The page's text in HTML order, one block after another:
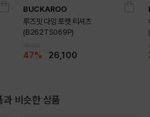
BUCKAROO
루즈핏 다잉 포켓 티셔츠
(B262TS069P)
47% 26,100
과 비슷한 상품